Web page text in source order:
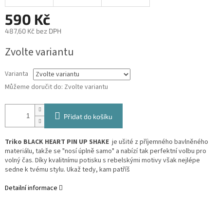
590 Kč
487,60 Kč bez DPH
cena:
Zvolte variantu
Varianta
Můžeme doručit do: Zvolte variantu
Přidat do košíku
Triko BLACK HEART PIN UP SHAKE je ušité z příjemného bavlněného
materiálu, takže se "nosí úplně samo" a nabízí tak perfektní volbu pro
volný čas. Díky kvalitnímu potisku s rebelskými motivy však nejlépe
sedne k tvému stylu. Ukaž tedy, kam patříš
Detailní informace